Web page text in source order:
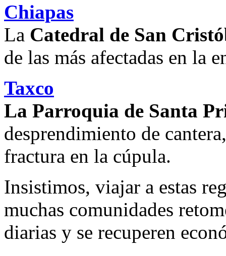
Chiapas
La Catedral de San
de las más afectadas en la
Taxco
La Parroquia de Santa
desprendimiento de
fractura en la cúpula.
Insistimos, viajar a estas
muchas comunidades
diarias y se recuperen